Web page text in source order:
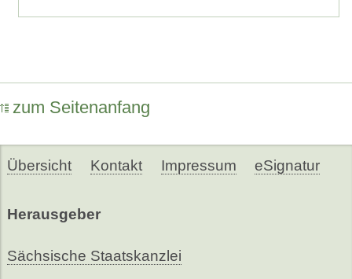
zum Seitenanfang
Übersicht Kontakt Impressum eSignatur
Herausgeber
Sächsische Staatskanzlei